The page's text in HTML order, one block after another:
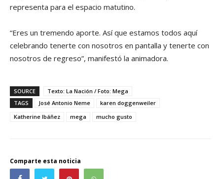
representa para el espacio matutino.
“Eres un tremendo aporte. Así que estamos todos aquí
celebrando tenerte con nosotros en pantalla y tenerte con
nosotros de regreso”, manifestó la animadora.
SOURCE
Texto: La Nación / Foto: Mega
TAGS
José Antonio Neme
karen doggenweiler
Katherine Ibáñez
mega mucho gusto
Comparte esta noticia